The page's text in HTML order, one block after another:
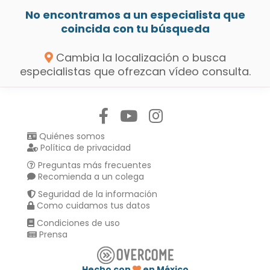
No encontramos a un especialista que
coincida con tu búsqueda
Cambia la localización o busca
especialistas que ofrezcan vídeo consulta.
Quiénes somos
Política de privacidad
Preguntas más frecuentes
Recomienda a un colega
Seguridad de la información
Como cuidamos tus datos
Condiciones de uso
Prensa